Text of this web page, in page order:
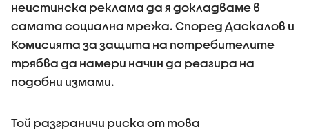
неистинска реклама да я докладваме в
самата социална мрежа. Според Даскалов и
Комисията за защита на потребителите
трябва да намери начин да реагира на
подобни измами.
Той разграничи риска от това